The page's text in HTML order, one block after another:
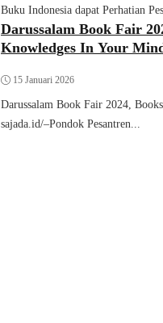
Buku Indonesia dapat Perhatian
Darussalam Book Fair
Knowledges In Your
15 Januari 2026
Darussalam Book Fair 2024,
sajada.id/–Pondok Pesantren...